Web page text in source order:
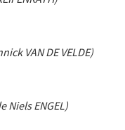
VAN DE VELDE)
Niels ENGEL)